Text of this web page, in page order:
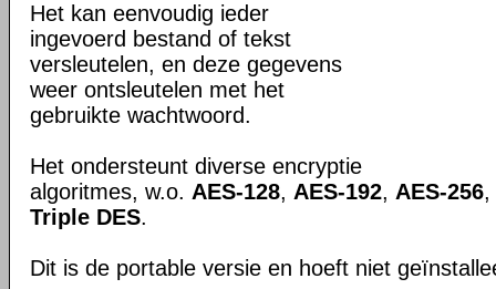
Het kan eenvoudig ieder
ingevoerd bestand of tekst
versleutelen, en deze gegevens
weer ontsleutelen met het
gebruikte wachtwoord.
Het ondersteunt diverse encryptie
algoritmes, w.o. AES-128, AES-192, AES-256,
Triple DES.
Dit is de portable versie en hoeft niet